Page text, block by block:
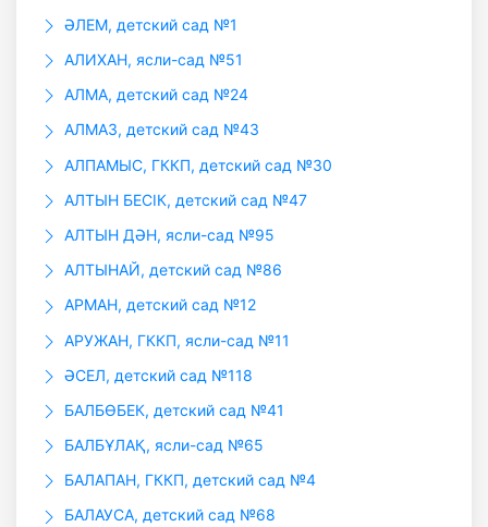
ӘЛЕМ, детский сад №1
АЛИХАН, ясли-сад №51
АЛМА, детский сад №24
АЛМАЗ, детский сад №43
АЛПАМЫС, ГККП, детский сад №30
АЛТЫН БЕСIК, детский сад №47
АЛТЫН ДӘН, ясли-сад №95
АЛТЫНАЙ, детский сад №86
АРМАН, детский сад №12
АРУЖАН, ГККП, ясли-сад №11
ӘСЕЛ, детский сад №118
БАЛБӨБЕК, детский сад №41
БАЛБҰЛАҚ, ясли-сад №65
БАЛАПАН, ГККП, детский сад №4
БАЛАУСА, детский сад №68